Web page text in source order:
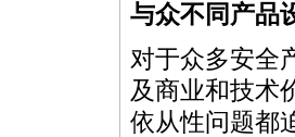
与众不同产品
对于众多安全
及商业和技术
依从性问题都